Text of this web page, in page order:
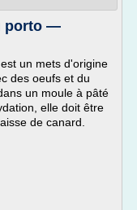
porto —
un mets d'origine
des oeufs et du
un moule à pâté
elle doit être
de canard.